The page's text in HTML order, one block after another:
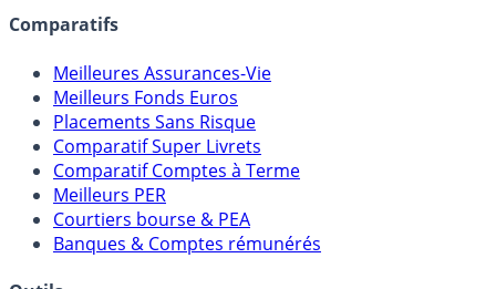
Meilleures Assurances-Vie
Meilleurs Fonds Euros
Placements Sans Risque
Comparatif Super Livrets
Comparatif Comptes à Terme
Meilleurs PER
Courtiers bourse & PEA